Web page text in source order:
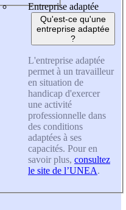
Entreprise adaptée
Qu'est-ce qu'une
entreprise adaptée
?
L'entreprise adaptée
permet à un travailleur
en situation de
handicap d'exercer
une activité
professionnelle dans
des conditions
adaptées à ses
capacités. Pour en
savoir plus, consultez
le site de l’UNEA.